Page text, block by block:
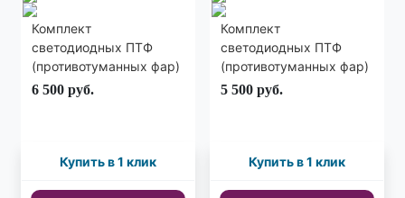
Комплект
светодиодных ПТФ
(противотуманных фар)
V2 90мм
6 500 руб.
Купить в 1 клик
Комплект
светодиодных ПТФ
(противотуманных фар)
с габаритными огнями
5 500 руб.
Купить в 1 клик